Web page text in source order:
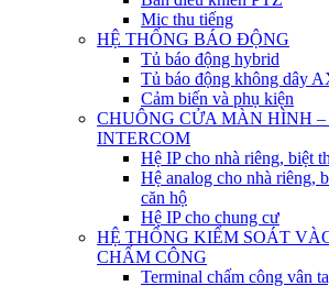
Mic thu tiếng
HỆ THỐNG BÁO ĐỘNG
Tủ báo động hybrid
Tủ báo động không dây
Cảm biến và phụ kiện
CHUÔNG CỬA MÀN HÌNH
INTERCOM
Hệ IP cho nhà riêng, biệt
Hệ analog cho nhà riêng,
căn hộ
Hệ IP cho chung cư
HỆ THỐNG KIỂM SOÁT
CHẤM CÔNG
Terminal chấm công vân